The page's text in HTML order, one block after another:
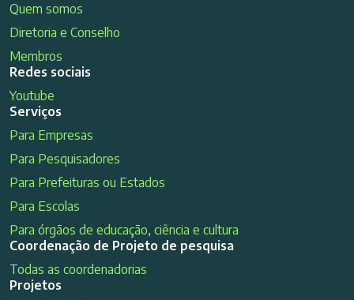
Quem somos
Diretoria e Conselho
Membros
Redes sociais
Youtube
Serviços
Para Empresas
Para Pesquisadores
Para Prefeituras ou Estados
Para Escolas
Para órgãos de educação, ciência e cultura
Coordenação de Projeto de pesquisa
Todas as coordenadorias
Projetos